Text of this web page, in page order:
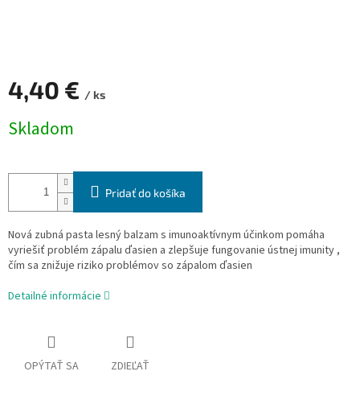
4,40 € / ks
cena:
Skladom
Pridať do košíka
Nová zubná pasta lesný balzam s imunoaktívnym účinkom pomáha
vyriešiť problém zápalu ďasien a zlepšuje fungovanie ústnej imunity ,
čím sa znižuje riziko problémov so zápalom ďasien
Detailné informácie
OPÝTAŤ SA ZDIEĽAŤ